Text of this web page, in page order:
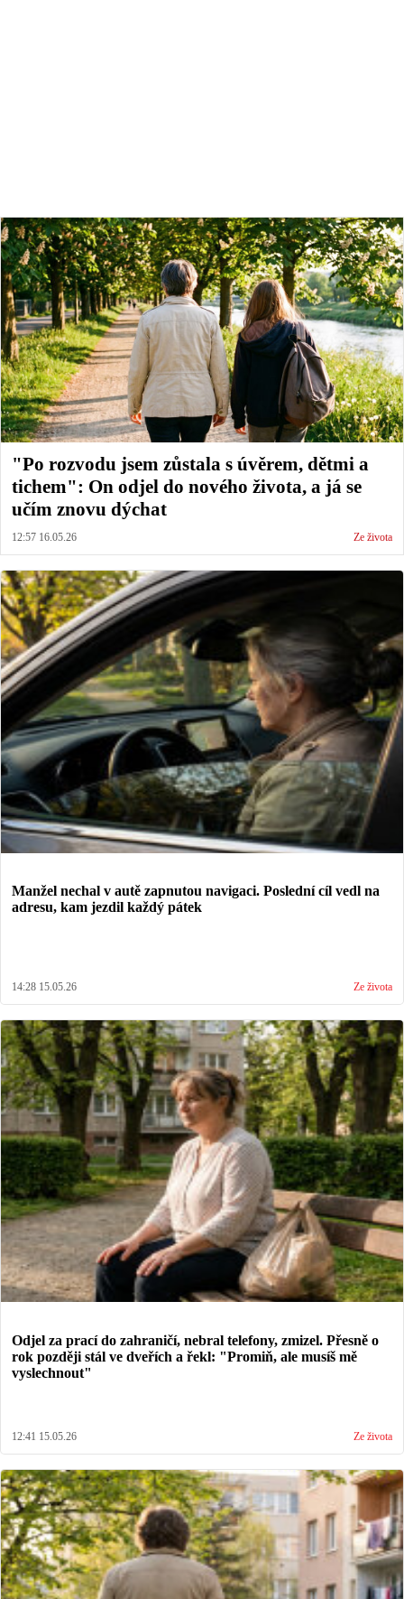
"Po rozvodu jsem zůstala s úvěrem, dětmi a
tichem": On odjel do nového života, a já se
učím znovu dýchat
12:57 16.05.26 Ze života
Manžel nechal v autě zapnutou navigaci. Poslední cíl vedl na
adresu, kam jezdil každý pátek
14:28 15.05.26 Ze života
Odjel za prací do zahraničí, nebral telefony, zmizel. Přesně o
rok později stál ve dveřích a řekl: "Promiň, ale musíš mě
vyslechnout"
12:41 15.05.26 Ze života